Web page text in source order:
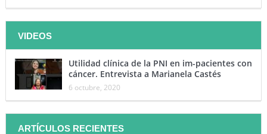
VIDEOS
Utilidad clínica de la PNI en im-pacientes con
cáncer. Entrevista a Marianela Castés
6 octubre, 2020
ARTÍCULOS RECIENTES